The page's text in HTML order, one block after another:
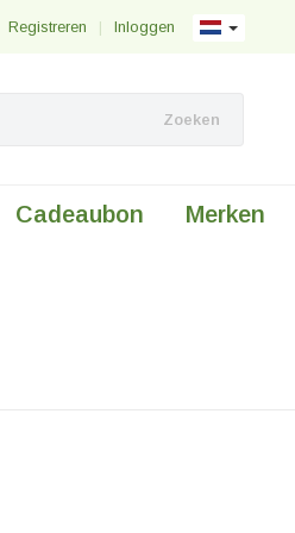
Inloggen
|
Registreren
Zoeken
Cadeaubon Merken